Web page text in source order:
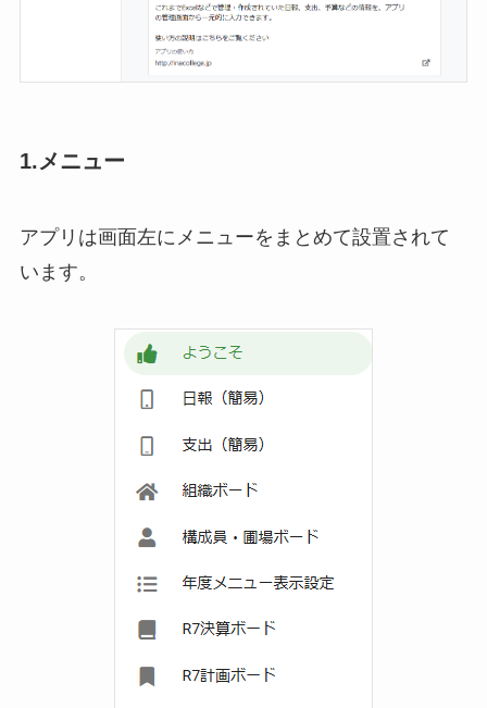
1.メニュー
アプリは画面左にメニューをまとめて設置されて
います。